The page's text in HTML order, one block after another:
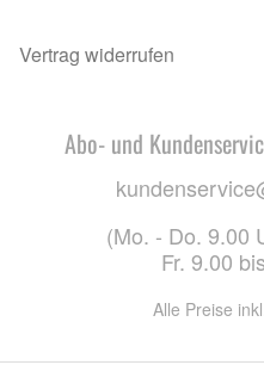
Vertrag widerrufen
Abo- und
(Mo. - Do. 9.00
Fr. 9.00
Alle Preise